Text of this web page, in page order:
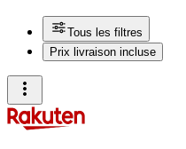
Tous les filtres
Prix livraison incluse